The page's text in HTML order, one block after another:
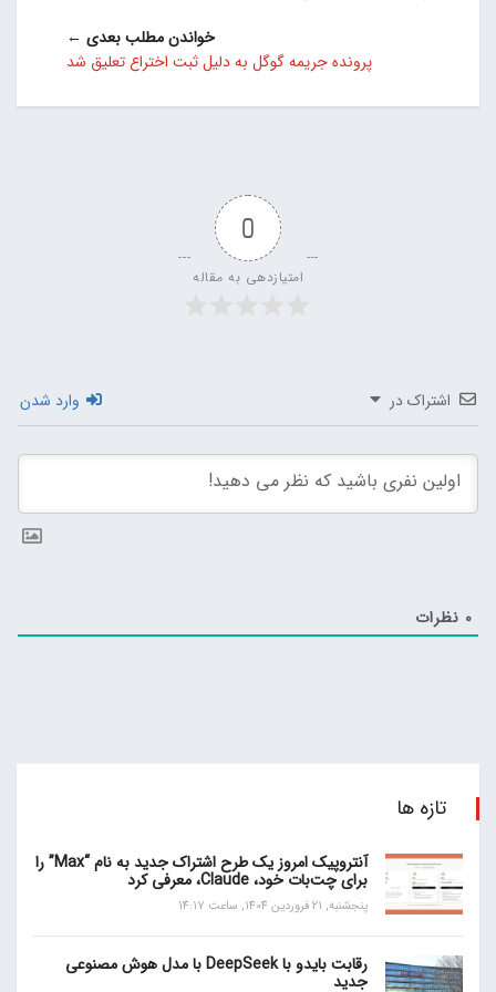
خواندن مطلب بعدی ←
پرونده جریمه گوگل به دلیل ثبت اختراع تعلیق شد
0
امتیازدهی به مقاله
اشتراک در وارد شدن
0 نظرات
تازه ها
آنتروپیک امروز یک طرح اشتراک جدید به نام “Max” را
برای چت‌بات خود، Claude، معرفی کرد
پنجشنبه, 21 فروردین 1404, ساعت 14:17
رقابت بایدو با DeepSeek با مدل هوش مصنوعی
جدید